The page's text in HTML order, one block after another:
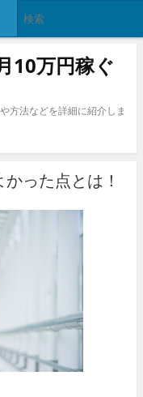
10万円稼ぐ
方法などを詳細に紹介しま
った点とは！